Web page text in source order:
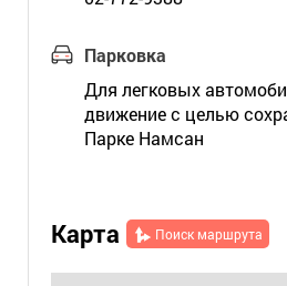
Парковка
Для легковых
движение с целью
Парке Намсан
Карта Поиск маршрута